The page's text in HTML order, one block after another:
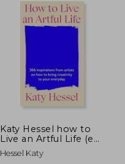
10%
dcto.
Katy Hessel how to
Live an Artful Life (en
Inglés)
Hessel Katy